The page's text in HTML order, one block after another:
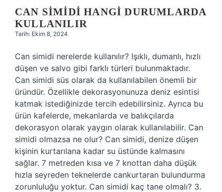
CAN SIMIDI HANGI DURUMLARDA
KULLANILIR
Tarih: Ekim 8, 2024
Can simidi nerelerde kullanılır? Işıklı, dumanlı, hızlı
düşen ve salvo gibi farklı türleri bulunmaktadır.
Can simidi süs olarak da kullanılabilen önemli bir
üründür. Özellikle dekorasyonunuza deniz esintisi
katmak istediğinizde tercih edebilirsiniz. Ayrıca bu
ürün kafelerde, mekanlarda ve balıkçılarda
dekorasyon olarak yaygın olarak kullanılabilir. Can
simidi olmazsa ne olur? Can simidi, denize düşen
kişinin kurtarılana kadar su üstünde kalmasını
sağlar. 7 metreden kısa ve 7 knottan daha düşük
hızla seyreden teknelerde cankurtaran bulundurma
zorunluluğu yoktur. Can simidi kaç tane olmalı? 3.